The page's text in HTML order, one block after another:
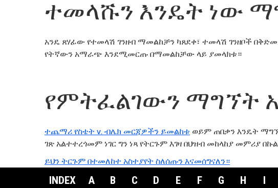
ተመላሹን እንዴት ነው
አንዴ ጸሃፊው የተመላሽ ገንዘብ ማመልከቻን ካጸደቀ፣ ተመላሽ ገንዘቦች
የትኛውን አማራጭ እንደሚመርጡ በማመልከቻው ላይ ያመላክቱ።
የምትፈልገውን ማግኘት
ተጨማሪ የስቴት v. ብሌክ መርጃዎችን ይመልከቱ ወይም ጠበቃን እንዴት
ገጽ አልተተረጎመም ነገር ግን ነጻ የትርጉም እገዛ በህዝብ መከላከያ መምሪያ በኩል
ይህን ትርጉም በተመለከተ አስተያየት ስለሰጡን እናመሰግናለን።
INDEX A B C D E F G H I